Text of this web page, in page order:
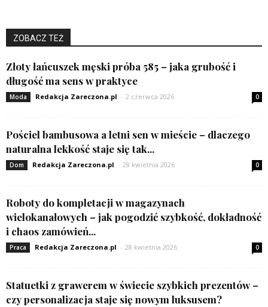
ZOBACZ TEŻ
Złoty łańcuszek męski próba 585 – jaka grubość i
długość ma sens w praktyce
Moda Redakcja Zareczona.pl - 2 czerwca 2026 0
Pościel bambusowa a letni sen w mieście – dlaczego
naturalna lekkość staje się tak...
Dom Redakcja Zareczona.pl - 28 kwietnia 2026 0
Roboty do kompletacji w magazynach
wielokanałowych – jak pogodzić szybkość, dokładność
i chaos zamówień...
Praca Redakcja Zareczona.pl - 28 kwietnia 2026 0
Statuetki z grawerem w świecie szybkich prezentów –
czy personalizacja staje się nowym luksusem?